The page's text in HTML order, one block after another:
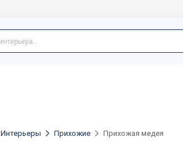
Интерьеры Прихожие Прихожая медея